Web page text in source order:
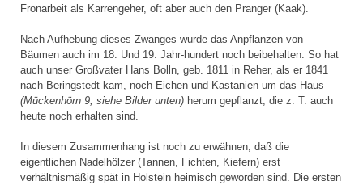
Fronarbeit als Karrengeher, oft aber auch den Pranger (Kaak).
Nach Aufhebung dieses Zwanges wurde das Anpflanzen von
Bäumen auch im 18. Und 19. Jahr-hundert noch beibehalten. So hat
auch unser Großvater Hans Bolln, geb. 1811 in Reher, als er 1841
nach Beringstedt kam, noch Eichen und Kastanien um das Haus
(Mückenhörn 9, siehe Bilder unten) herum gepflanzt, die z. T. auch
heute noch erhalten sind.
In diesem Zusammenhang ist noch zu erwähnen, daß die
eigentlichen Nadelhölzer (Tannen, Fichten, Kiefern) erst
verhältnismäßig spät in Holstein heimisch geworden sind. Die ersten